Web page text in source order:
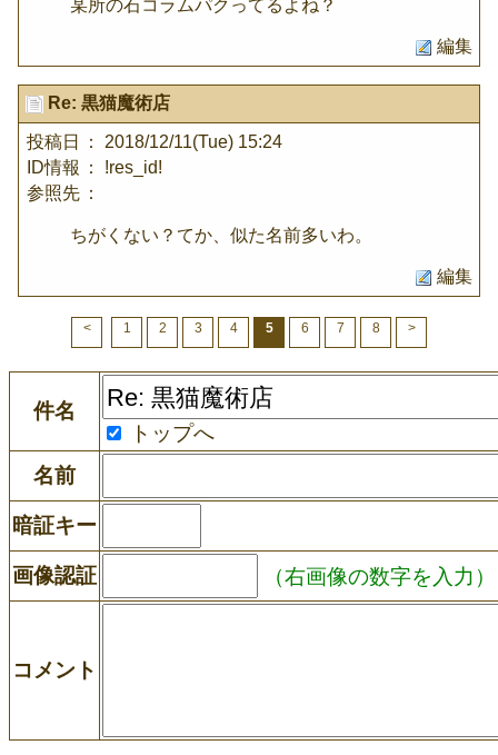
某所の石コラムパクってるよね？
編集
Re: 黒猫魔術店
投稿日
： 2018/12/11(Tue) 15:24
ID情報
： !res_id!
参照先 ：
ちがくない？てか、似た名前多いわ。
編集
< 1 2 3 4 5 6 7 8 >
件名
トップへ
名前
暗証キー
画像認証 （右画像の数字を入力
コメント